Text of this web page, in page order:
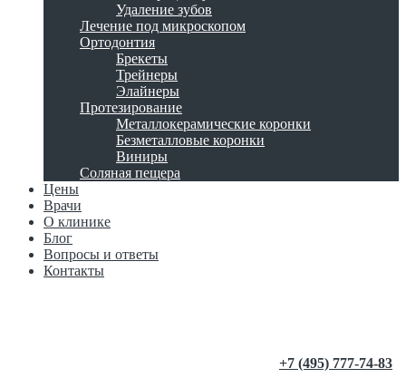
Удаление зубов
Лечение под микроскопом
Ортодонтия
Брекеты
Трейнеры
Элайнеры
Протезирование
Металлокерамические коронки
Безметалловые коронки
Виниры
Соляная пещера
Цены
Врачи
О клинике
Блог
Вопросы и ответы
Контакты
+7 (495) 777-74-83